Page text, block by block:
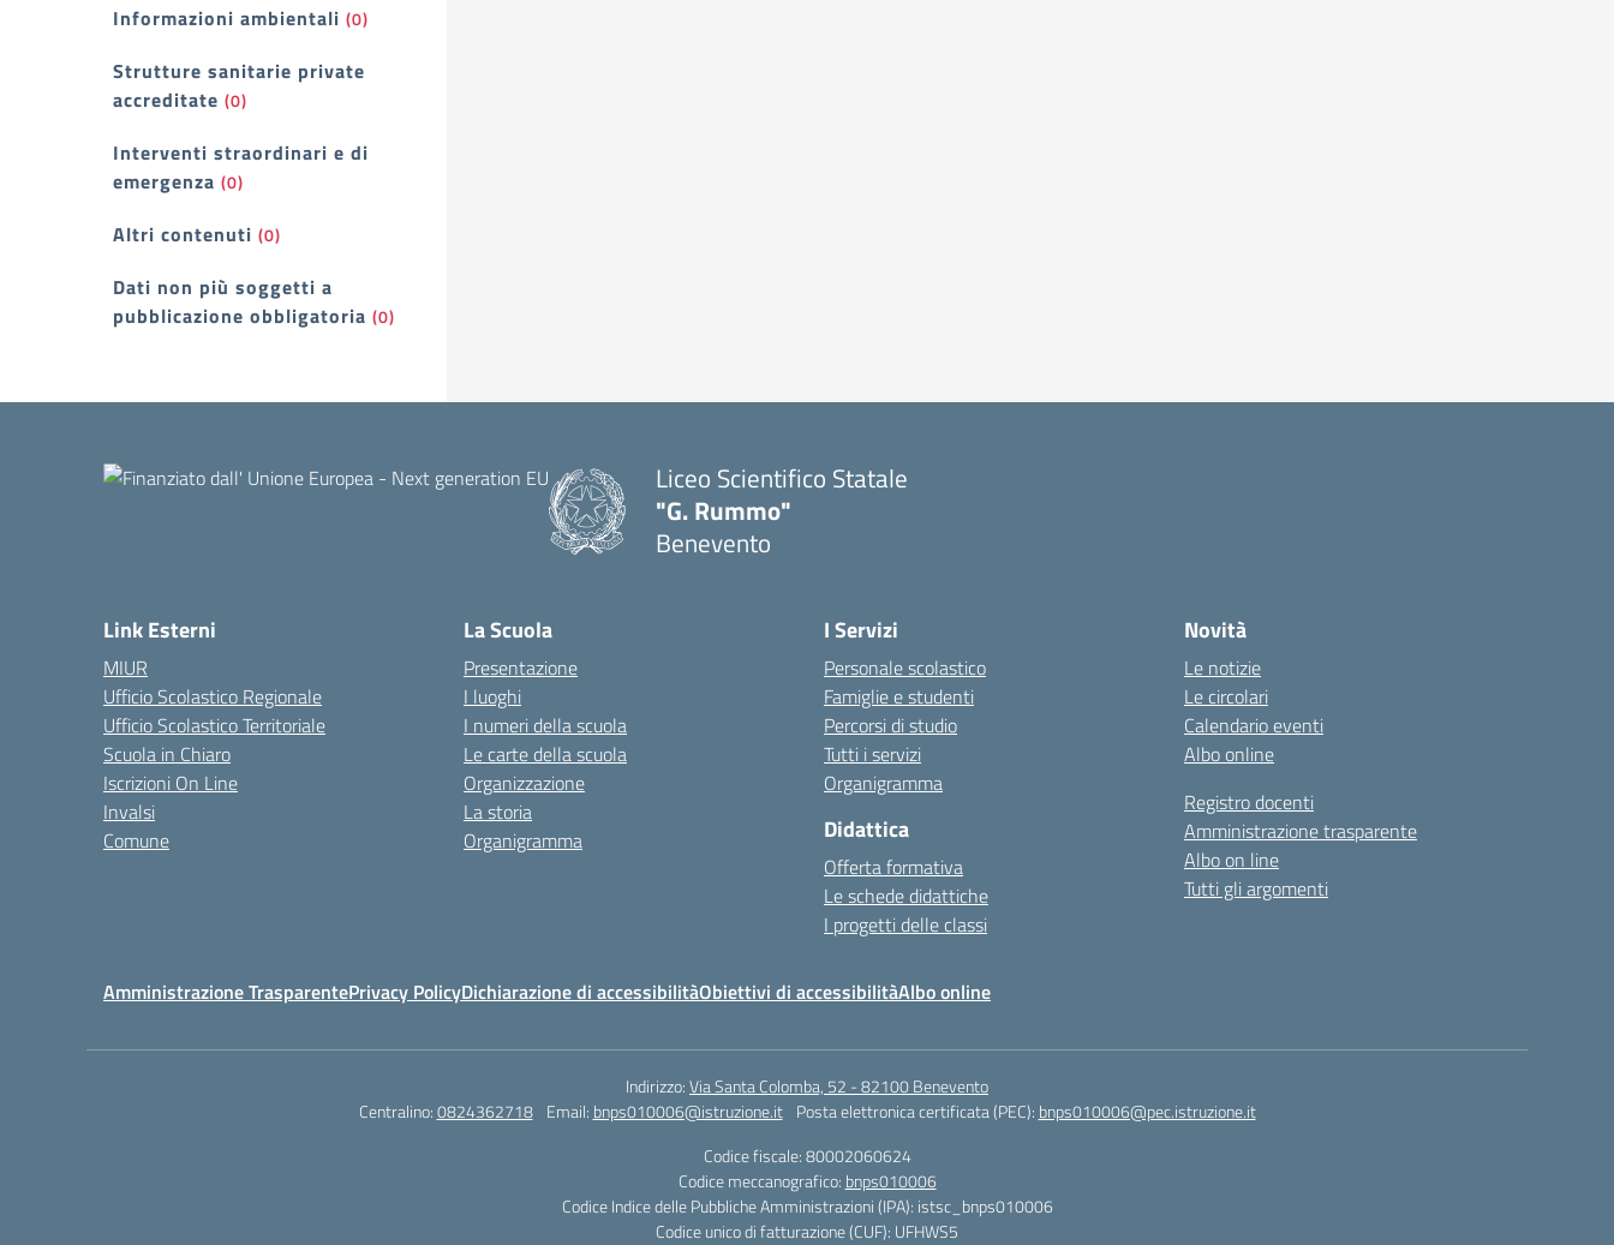
Informazioni ambientali (0)
Strutture sanitarie private
accreditate (0)
Interventi straordinari e di
emergenza (0)
Altri contenuti (0)
Dati non più soggetti a
pubblicazione obbligatoria (0)
Liceo Scientifico Statale
"G. Rummo"
Benevento
Link Esterni
MIUR
Ufficio Scolastico Regionale
Ufficio Scolastico Territoriale
Scuola in Chiaro
Iscrizioni On Line
Invalsi
Comune
La Scuola
Presentazione
I luoghi
I numeri della scuola
Le carte della scuola
Organizzazione
La storia
Organigramma
I Servizi
Personale scolastico
Famiglie e studenti
Percorsi di studio
Tutti i servizi
Organigramma
Didattica
Offerta formativa
Le schede didattiche
I progetti delle classi
Novità
Le notizie
Le circolari
Calendario eventi
Albo online
Registro docenti
Amministrazione trasparente
Albo on line
Tutti gli argomenti
Amministrazione TrasparentePrivacy PolicyDichiarazione di accessibilitàObiettivi di accessibilitàAlbo online
Indirizzo:Via Santa Colomba, 52 - 82100 Benevento
Centralino:0824362718 Email: bnps010006@istruzione.it Posta elettronica certificata (PEC): bnps010006@pec.istruzione.it
Codice fiscale: 80002060624
Codice meccanografico: bnps010006
Codice Indice delle Pubbliche Amministrazioni (IPA): istsc_bnps010006
Codice unico di fatturazione (CUF): UFHWS5